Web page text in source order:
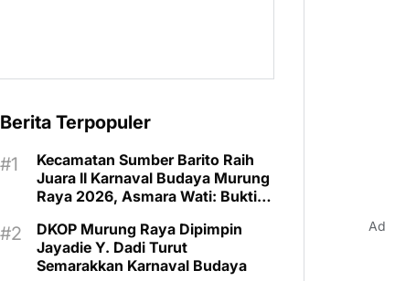
Berita Terpopuler
Kecamatan Sumber Barito Raih
Juara II Karnaval Budaya Murung
Raya 2026, Asmara Wati: Bukti
DKOP Murung Raya Dipimpin
Jayadie Y. Dadi Turut
Semarakkan Karnaval Budaya
Ad